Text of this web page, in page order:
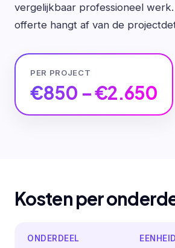
vergelijkbaar professioneel
offerte hangt af van de
PER PROJECT
€850 – €2.650
Kosten per
ONDERDEEL EENHEID